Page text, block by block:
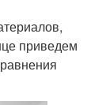
приведем